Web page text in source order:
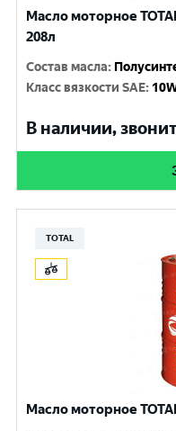
Масло моторное
208л
Состав масла:
Класс вязкости SAE:
В наличии,
TOTAL
Масло моторное